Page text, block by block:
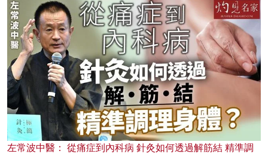
左常波中醫： 從痛症到內科病 針灸如何透過解筋結 精準調